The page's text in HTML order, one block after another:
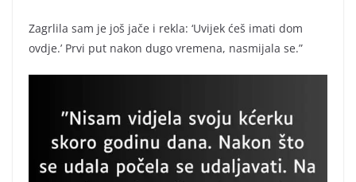
Zagrlila sam je još jače i rekla: ‘Uvijek ćeš imati dom
ovdje.’ Prvi put nakon dugo vremena, nasmijala se.”